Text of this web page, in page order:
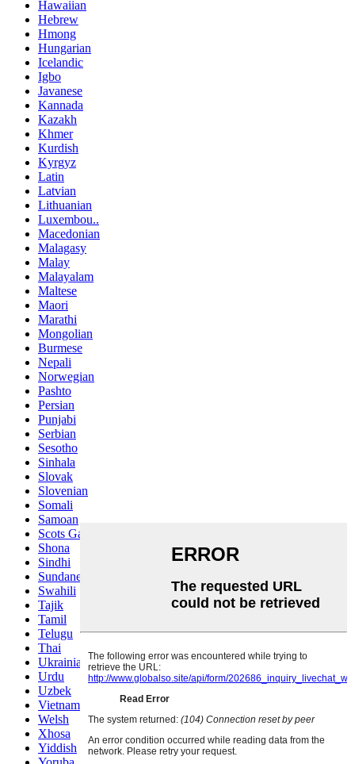
Hawaiian
Hebrew
Hmong
Hungarian
Icelandic
Igbo
Javanese
Kannada
Kazakh
Khmer
Kurdish
Kyrgyz
Latin
Latvian
Lithuanian
Luxembou..
Macedonian
Malagasy
Malay
Malayalam
Maltese
Maori
Marathi
Mongolian
Burmese
Nepali
Norwegian
Pashto
Persian
Punjabi
Serbian
Sesotho
Sinhala
Slovak
Slovenian
Somali
Samoan
Scots Gaelic
Shona
Sindhi
Sundanese
Swahili
Tajik
Tamil
Telugu
Thai
Ukrainian
Urdu
Uzbek
Vietnamese
Welsh
Xhosa
Yiddish